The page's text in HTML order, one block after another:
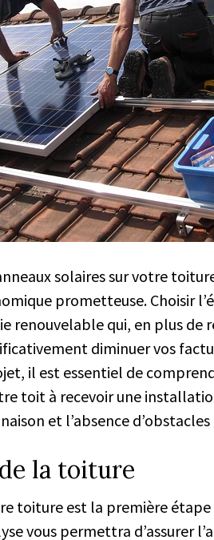
solaires sur votre
prometteuse. Choisir
renouvelable qui, en plus
diminuer vos
il est essentiel de
toit à recevoir une
et l’absence
la toiture
toiture est la première étape
vous permettra d’assurer